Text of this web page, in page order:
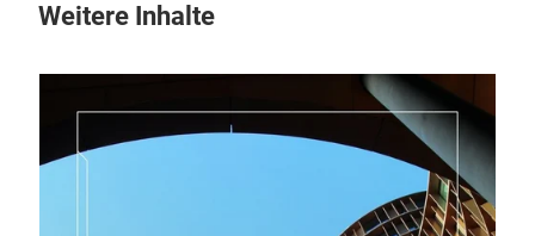
Weitere Inhalte